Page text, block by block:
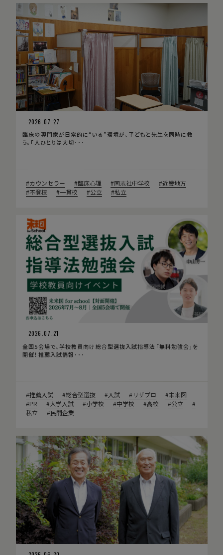
2026.07.27
臨床の専門家が日常的に“いる”環境が、子どもと先生を同時に救
う。「人ひとりは大切･･･
カウンセラー 臨床心理 同志社中学校
近畿地方
不登校
一貫校 公立 私立
2026.07.21
全国5会場で、学校教員向け総合型選抜入試指導法「無料勉強会」を
開催！推薦入試情報･･･
推薦入試 総合型選抜 入試 リザプロ
未来図
PR
大学入試 小学校 中学校 高校
公立
私立
民間企業